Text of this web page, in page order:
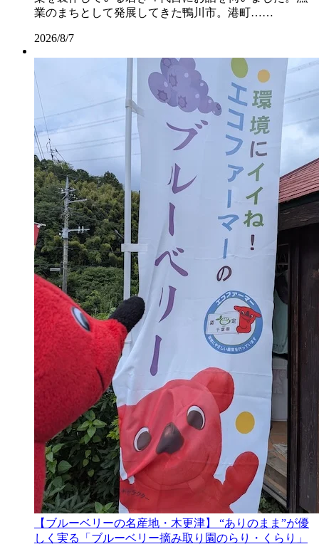
業のまちとして発展してきた鴨川市。港町……
2026/8/7
【ブルーベリーの名産地・木更津】 “ありのまま”が優
しく実る「ブルーベリー摘み取り園のらり・くらり」